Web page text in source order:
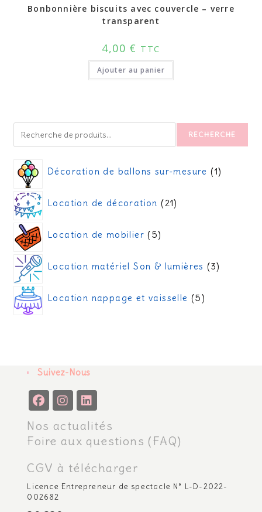
Bonbonnière biscuits avec couvercle – verre
transparent
4,00 € TTC
Ajouter au panier
RECHERCHE
Décoration de ballons sur-mesure 1
Location de décoration 21
Location de mobilier 5
Location matériel Son & lumières 3
Location nappage et vaisselle 5
Suivez-Nous
Nos actualités
Foire aux questions (FAQ)
CGV à télécharger
Licence Entrepreneur de spectacle N° L-D-2022-
002682